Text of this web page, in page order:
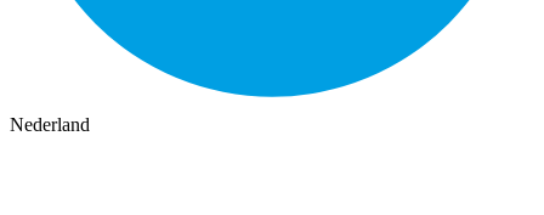
Nederland